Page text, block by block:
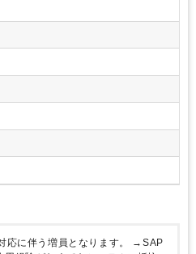
応に伴う増員となります。
→SAP